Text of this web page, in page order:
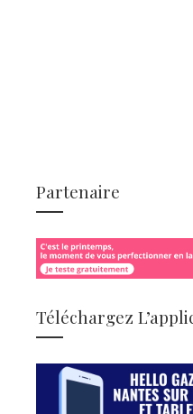
Partenaire
Téléchargez